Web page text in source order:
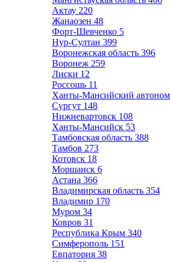
Актау 220
Жанаозен 48
Форт-Шевченко 5
Нур-Султан 399
Воронежская область 396
Воронеж 259
Лиски 12
Россошь 11
Ханты-Мансийский
Сургут 148
Нижневартовск 108
Ханты-Мансийск 53
Тамбовская область 388
Тамбов 273
Котовск 18
Моршанск 6
Астана 366
Владимирская область 354
Владимир 170
Муром 34
Ковров 31
Республика Крым 340
Симферополь 151
Евпатория 38